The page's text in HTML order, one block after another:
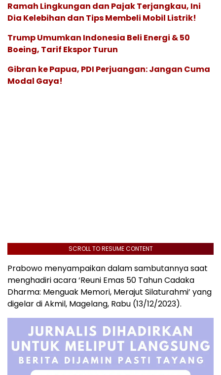
Ramah Lingkungan dan Pajak Terjangkau, Ini
Dia Kelebihan dan Tips Membeli Mobil Listrik!
Trump Umumkan Indonesia Beli Energi & 50
Boeing, Tarif Ekspor Turun
Gibran ke Papua, PDI Perjuangan: Jangan Cuma
Modal Gaya!
SCROLL TO RESUME CONTENT
Prabowo menyampaikan dalam sambutannya saat
menghadiri acara ‘Reuni Emas 50 Tahun Cadaka
Dharma: Menguak Memori, Merajut Silaturahmi’ yang
digelar di Akmil, Magelang, Rabu (13/12/2023).